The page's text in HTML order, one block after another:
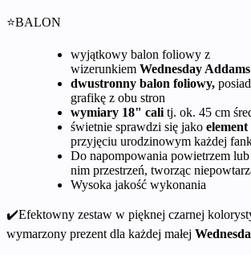
⭐BALON
wyjątkowy balon foliowy z
wizerunkiem Wednesday Addams
dwustronny balon foliowy,
grafikę z obu stron
wymiary 18" cali tj. ok. 45 cm
świetnie sprawdzi się jako element
przyjęciu urodzinowym każdej
Do napompowania powietrzem
nim przestrzeń, tworząc
Wysoka jakość wykonania
✔️Efektowny zestaw w pięknej czarnej
wymarzony prezent dla każdej małej